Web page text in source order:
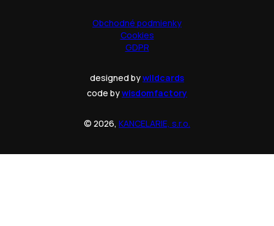
Obchodné podmienky
Cookies
GDPR
designed bywildcards
code bywisdomfactory
© 2026, KANCELARIE, s.r.o.